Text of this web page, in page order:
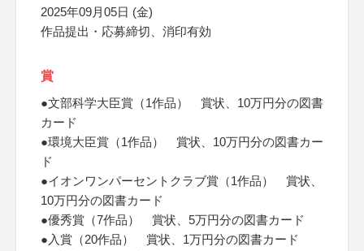
2025年09月05日 (金)
作品提出・応募締切、消印有効
賞
●文部科学大臣賞（1作品） 賞状、10万円分の図書
カード
●環境大臣賞（1作品） 賞状、10万円分の図書カー
ド
●イオンワンパーセントクラブ賞（1作品） 賞状、
10万円分の図書カード
●優秀賞（7作品） 賞状、5万円分の図書カード
●入賞（20作品） 賞状、1万円分の図書カード